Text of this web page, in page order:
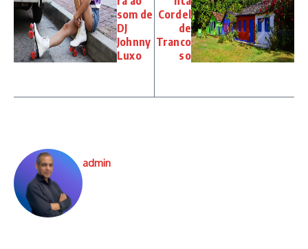
som de
DJ
Johnny
Luxo
Cordel
de
Tranco
so
admin